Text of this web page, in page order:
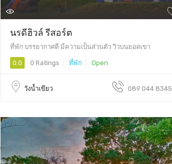
นรดีฮิวล์ รีสอร์ต
ที่พัก บรรยากาศดี มีความเป็นส่วนตัว วิวบนยอดเขา
0.0 0 Ratings ที่พัก Open
วังน้ำเขียว 089 044 8345